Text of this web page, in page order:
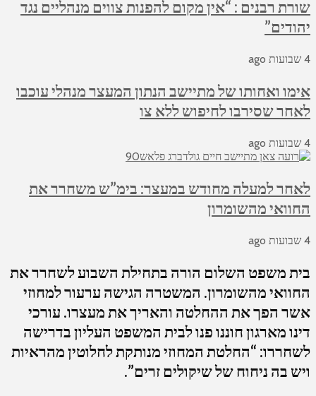
שורת רבנים : “אין מקום להפנות צווים מנהליים נגד
יהודים”
4 שבועות ago
אימו ואחותו של מתיישב הנתון המעצר מנהלי עוכבו
לאחר שסירבו לחיפוש ללא צו
4 שבועות ago
לאחר למעלה מחודש במעצר: בימ”ש משחרר את
החוואי מהשומרון
4 שבועות ago
בית משפט השלום הורה בתחילת השבוע לשחרר את
החוואי מהשומרון. המשטרה הגישה ערעור למחוזי
אשר הפך את ההחלטה והאריך את מעצרו. עורכי
דינו מארגון חוננו פנו לבית המשפט העליון בדרישה
לשחררו: “החלטת המחוזי מנותקת לחלוטין מהראיות
ויש בה ניחוח של שיקולים זרים”.